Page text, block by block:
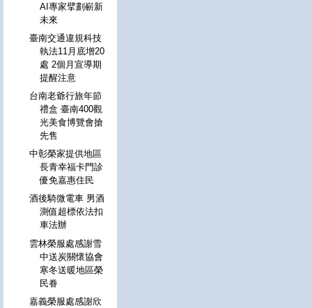
AI專家擘劃嶄新
未來
臺南交通違規科技
執法11月底增20
處 2個月宣導期
提醒注意
台南老爺行旅年節
禮盒 臺南400觀
光美食博覽會搶
先售
中彰榮家提供地區
長青幸福卡門診
優免嘉惠住民
酒後騎微電車 男酒
測值超標依法扣
車法辦
雲林榮服處感謝雪
中送炭關懷協會
寒冬送暖地區榮
民眷
嘉義榮服處感謝欣